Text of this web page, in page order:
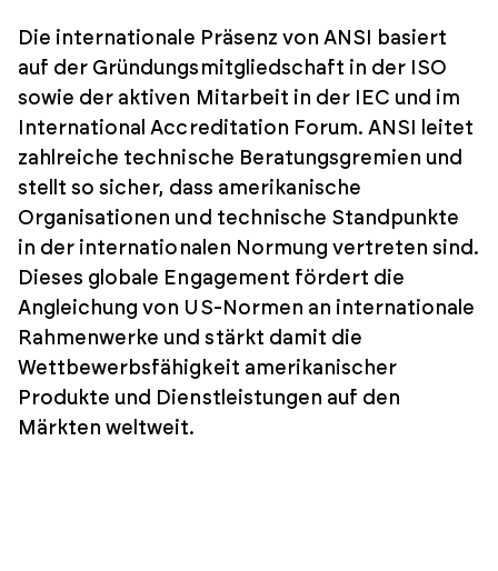
Die internationale Präsenz von ANSI basiert
auf der Gründungsmitgliedschaft in der ISO
sowie der aktiven Mitarbeit in der IEC und im
International Accreditation Forum. ANSI leitet
zahlreiche technische Beratungsgremien und
stellt so sicher, dass amerikanische
Organisationen und technische Standpunkte
in der internationalen Normung vertreten sind.
Dieses globale Engagement fördert die
Angleichung von US-Normen an internationale
Rahmenwerke und stärkt damit die
Wettbewerbsfähigkeit amerikanischer
Produkte und Dienstleistungen auf den
Märkten weltweit.